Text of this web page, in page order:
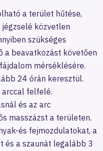
a terület hűtése,
közvetlen
szükséges
a beavatkozást követően
mérséklésére.
24 órán keresztül.
arccal felfelé.
és az arc
masszázst a területen.
és fejmozdulatokat, a
és a szaunát legalább 3